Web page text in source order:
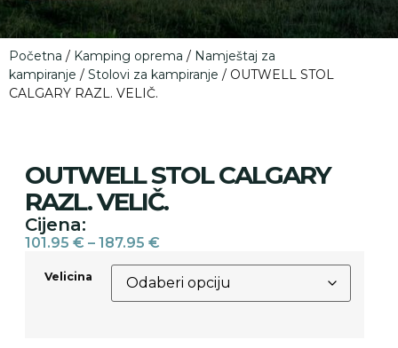
Početna / Kamping oprema / Namještaj za
kampiranje / Stolovi za kampiranje / OUTWELL STOL
CALGARY RAZL. VELIČ.
OUTWELL STOL CALGARY
RAZL. VELIČ.
Cijena:
101.95 € – 187.95 €
Velicina